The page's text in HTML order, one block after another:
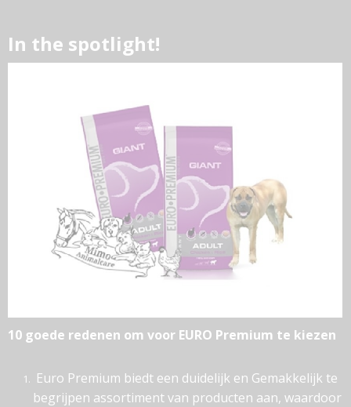
In the spotlight!
10 goede redenen om voor EURO Premium te kiezen
Euro Premium biedt een duidelijk en Gemakkelijk te
begrijpen assortiment van producten aan, waardoor